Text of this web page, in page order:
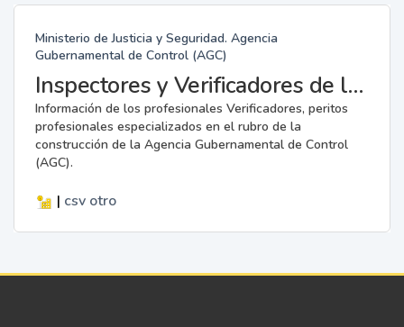
Ministerio de Justicia y Seguridad. Agencia
Gubernamental de Control (AGC)
Inspectores y Verificadores de la AGC
Información de los profesionales Verificadores, peritos
profesionales especializados en el rubro de la
construcción de la Agencia Gubernamental de Control
(AGC).
| csv otro